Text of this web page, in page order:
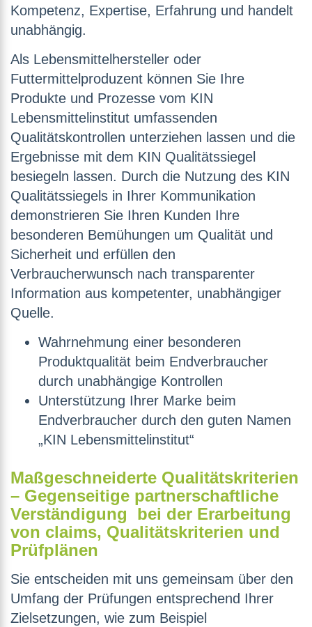
Kompetenz, Expertise, Erfahrung und handelt
unabhängig.
Als Lebensmittelhersteller oder
Futtermittelproduzent können Sie Ihre
Produkte und Prozesse vom KIN
Lebensmittelinstitut umfassenden
Qualitätskontrollen unterziehen lassen und die
Ergebnisse mit dem KIN Qualitätssiegel
besiegeln lassen. Durch die Nutzung des KIN
Qualitätssiegels in Ihrer Kommunikation
demonstrieren Sie Ihren Kunden Ihre
besonderen Bemühungen um Qualität und
Sicherheit und erfüllen den
Verbraucherwunsch nach transparenter
Information aus kompetenter, unabhängiger
Quelle.
Wahrnehmung einer besonderen
Produktqualität beim Endverbraucher
durch unabhängige Kontrollen
Unterstützung Ihrer Marke beim
Endverbraucher durch den guten Namen
„KIN Lebensmittelinstitut“
Maßgeschneiderte Qualitätskriterien
– Gegenseitige partnerschaftliche
Verständigung bei der Erarbeitung
von claims, Qualitätskriterien und
Prüfplänen
Sie entscheiden mit uns gemeinsam über den
Umfang der Prüfungen entsprechend Ihrer
Zielsetzungen, wie zum Beispiel